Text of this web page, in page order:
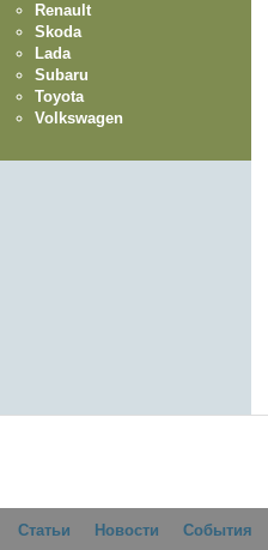
Renault
Skoda
Lada
Subaru
Toyota
Volkswagen
Статьи Новости События